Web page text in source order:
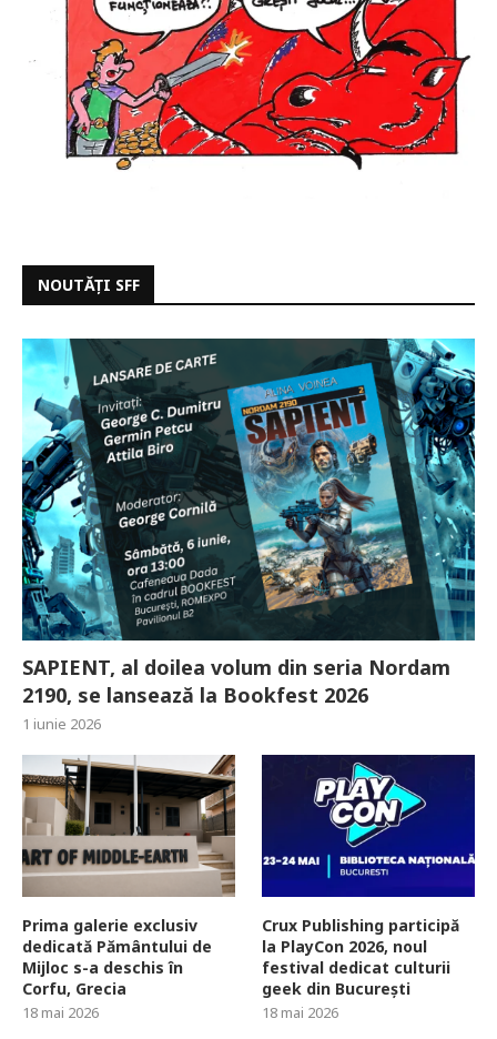
NOUTĂȚI SFF
SAPIENT, al doilea volum din seria Nordam
2190, se lansează la Bookfest 2026
1 iunie 2026
Prima galerie exclusiv
dedicată Pământului de
Mijloc s-a deschis în
Corfu, Grecia
18 mai 2026
Crux Publishing participă
la PlayCon 2026, noul
festival dedicat culturii
geek din București
18 mai 2026